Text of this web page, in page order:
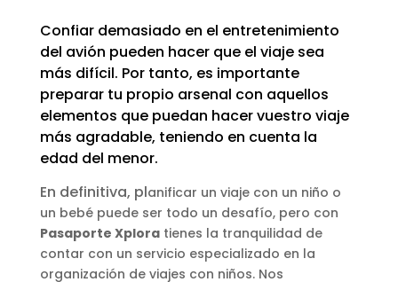
Confiar demasiado en el entretenimiento
del avión pueden hacer que el viaje sea
más difícil. Por tanto, es importante
preparar tu propio arsenal con aquellos
elementos que puedan hacer vuestro viaje
más agradable, teniendo en cuenta la
edad del menor.
En definitiva, planificar un viaje con un niño o
un bebé puede ser todo un desafío, pero con
Pasaporte Xploratienes la tranquilidad de
contar con un servicio especializado en la
organización de viajes con niños. Nos